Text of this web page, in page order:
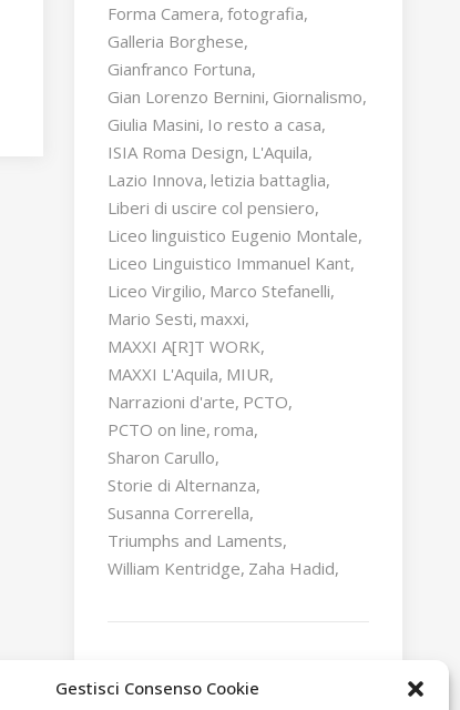
Gestisci Consenso Cookie
Forma Camera fotografia
Galleria Borghese
Gianfranco Fortuna
Gian Lorenzo Bernini Giornalismo
Giulia Masini Io resto a casa
ISIA Roma Design L'Aquila
Lazio Innova letizia battaglia
Liberi di uscire col pensiero
Liceo linguistico Eugenio Montale
Liceo Linguistico Immanuel Kant
Liceo Virgilio Marco Stefanelli
Mario Sesti maxxi
MAXXI A[R]T WORK
MAXXI L'Aquila MIUR
Narrazioni d'arte PCTO
PCTO on line roma
Sharon Carullo
Storie di Alternanza
Susanna Correrella
Triumphs and Laments
William Kentridge Zaha Hadid